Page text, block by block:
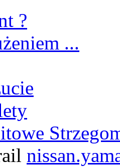
?
...